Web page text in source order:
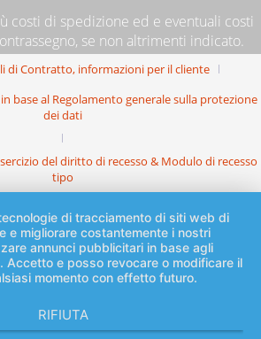
costi di spedizione ed e eventuali costi
se non altrimenti indicato.
di Contratto, informazioni per il cliente
base al Regolamento generale sulla protezione
dei dati
del diritto di recesso & Modulo di recesso
tipo
di tracciamento di siti web di
e migliorare costantemente i nostri
annunci pubblicitari in base agli
Accetto e posso revocare o modificare il
momento con effetto futuro.
RIFIUTA